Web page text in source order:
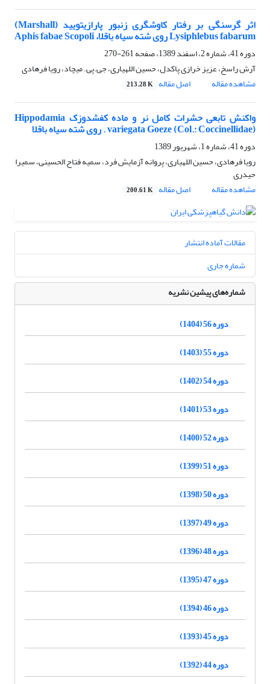
اثر گرسنگی بر رفتار کاوشگری زنبور پارازیتویید (Marshall)
Lysiphlebus fabarum روی شته سیاه باقلا، Aphis fabae Scopoli
دوره 41، شماره 2، اسفند 1389، صفحه
261-270
آرش راسخ، عزیز خرازی پاکدل، حسین اللهیاری، جی.پی. میچاد، رویا فرهادی
مشاهده مقاله
اصل مقاله 213.28 K
واکنش تابعی حشرات کامل نر و ماده کفشدوزک Hippodamia
variegata Goeze (Col.: Coccinellidae) . روی شته سیاه باقلا
دوره 41، شماره 1، شهریور 1389
رویا فرهادی، حسین اللهیاری، پروانه آزمایش فرد، سمیه فتاح الحسینی، سمیرا
حیدری
مشاهده مقاله
اصل مقاله 200.61 K
مقالات آماده انتشار
شماره جاری
شماره‌های پیشین نشریه
دوره 56 (1404)
دوره 55 (1403)
دوره 54 (1402)
دوره 53 (1401)
دوره 52 (1400)
دوره 51 (1399)
دوره 50 (1398)
دوره 49 (1397)
دوره 48 (1396)
دوره 47 (1395)
دوره 46 (1394)
دوره 45 (1393)
دوره 44 (1392)